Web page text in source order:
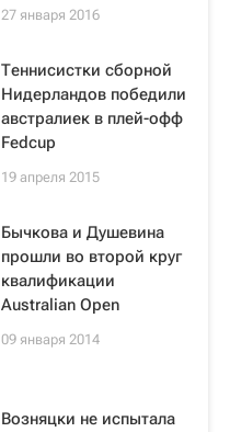
27 января 2016
Теннисистки сборной
Нидерландов победили
австралиек в плей-офф
Fedcup
19 апреля 2015
Бычкова и Душевина
прошли во второй круг
квалификации
Australian Open
09 января 2014
Возняцки не испытала